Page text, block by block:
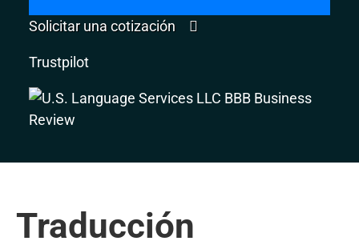
Solicitar una cotización
Trustpilot
Traducción